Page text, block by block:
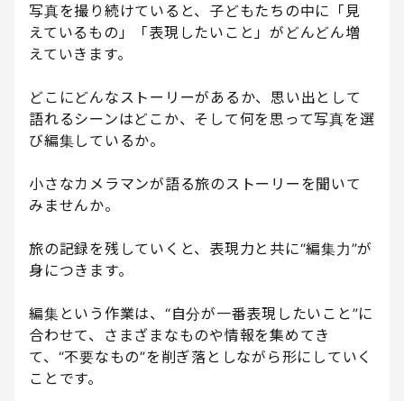
写真を撮り続けていると、子どもたちの中に「見
えているもの」「表現したいこと」がどんどん増
えていきます。
どこにどんなストーリーがあるか、思い出として
語れるシーンはどこか、そして何を思って写真を選
び編集しているか。
小さなカメラマンが語る旅のストーリーを聞いて
みませんか。
旅の記録を残していくと、表現力と共に“編集力”が
身につきます。
編集という作業は、“自分が一番表現したいこと”に
合わせて、さまざまなものや情報を集めてき
て、“不要なもの”を削ぎ落としながら形にしていく
ことです。